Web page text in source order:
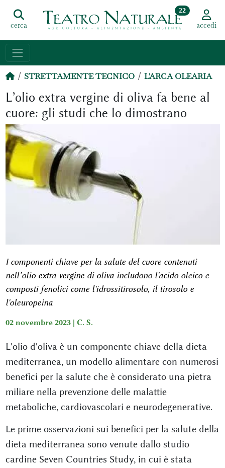
cerca
22
accedi
STRETTAMENTE TECNICO L'ARCA OLEARIA
L’olio extra vergine di oliva fa bene al
cuore: gli studi che lo dimostrano
I componenti chiave per la salute del cuore contenuti
nell’olio extra vergine di oliva includono l'acido oleico e
composti fenolici come l'idrossitirosolo, il tirosolo e
l'oleuropeina
02 novembre 2023 | C. S.
L'olio d'oliva è un componente chiave della dieta
mediterranea, un modello alimentare con numerosi
benefici per la salute che è considerato una pietra
miliare nella prevenzione delle malattie
metaboliche, cardiovascolari e neurodegenerative.
Le prime osservazioni sui benefici per la salute della
dieta mediterranea sono venute dallo studio
cardine Seven Countries Study, in cui è stata